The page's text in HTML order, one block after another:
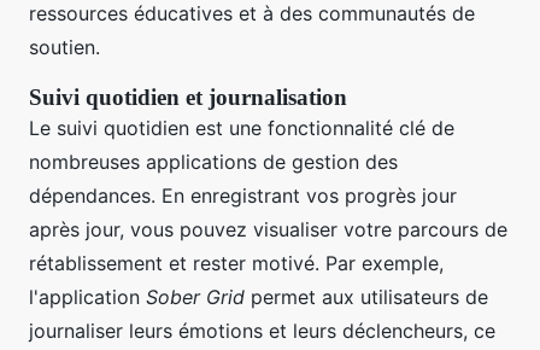
ressources éducatives et à des communautés de
soutien.
Suivi quotidien et journalisation
Le suivi quotidien est une fonctionnalité clé de
nombreuses applications de gestion des
dépendances. En enregistrant vos progrès jour
après jour, vous pouvez visualiser votre parcours de
rétablissement et rester motivé. Par exemple,
l'application Sober Grid permet aux utilisateurs de
journaliser leurs émotions et leurs déclencheurs, ce